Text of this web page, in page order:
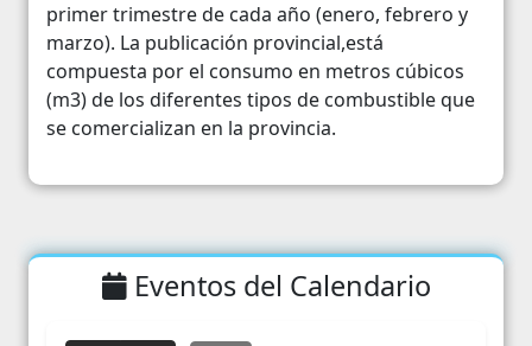
primer trimestre de cada año (enero, febrero y
marzo). La publicación provincial,está
compuesta por el consumo en metros cúbicos
(m3) de los diferentes tipos de combustible que
se comercializan en la provincia.
Eventos del Calendario